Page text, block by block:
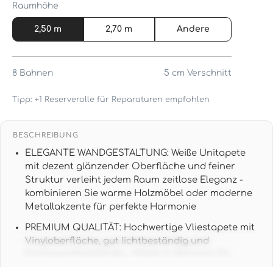
Raumhöhe
2,50 m 2,70 m Andere
8 Bahnen 5 cm Verschnitt
Tipp: +1 Reserverolle für Reparaturen empfohlen
BESCHREIBUNG
ELEGANTE WANDGESTALTUNG: Weiße Unitapete
mit dezent glänzender Oberfläche und feiner
Struktur verleiht jedem Raum zeitlose Eleganz -
kombinieren Sie warme Holzmöbel oder moderne
Metallakzente für perfekte Harmonie
PREMIUM QUALITÄT: Hochwertige Vliestapete mit
Vinyloberfläche, gut lichtbeständig und